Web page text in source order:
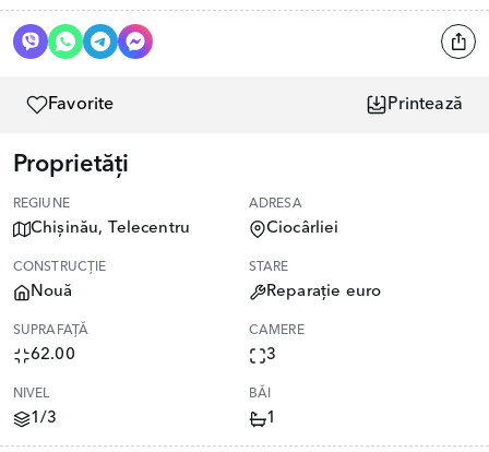
Favorite Printează
Proprietăți
REGIUNE
Chișinău, Telecentru
ADRESA
Ciocârliei
CONSTRUCȚIE
Nouă
STARE
Reparație euro
SUPRAFAȚĂ
62.00
CAMERE
3
NIVEL
1/3
BĂI
1